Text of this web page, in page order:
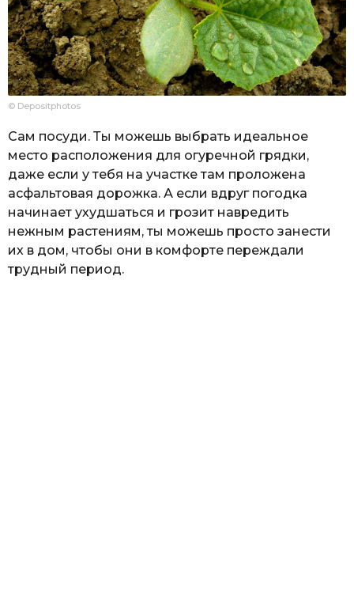
© Depositphotos
Сам посуди. Ты можешь выбрать идеальное
место расположения для огуречной грядки,
даже если у тебя на участке там проложена
асфальтовая дорожка. А если вдруг погодка
начинает ухудшаться и грозит навредить
нежным растениям, ты можешь просто занести
их в дом, чтобы они в комфорте переждали
трудный период.